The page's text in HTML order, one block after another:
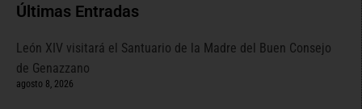
Últimas Entradas
León XIV visitará el Santuario de la Madre del Buen Consejo
de Genazzano
agosto 8, 2026